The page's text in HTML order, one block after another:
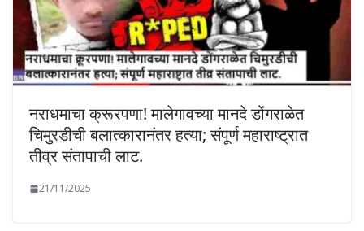
नराधमाचा क्रूरपणा! मालेगावच्या मानदे डोंगराळेत
चिमुरडीची बलात्कारानंतर हत्या; संपूर्ण महाराष्ट्रात
तीव्र संतापाची लाट.
21/11/2025